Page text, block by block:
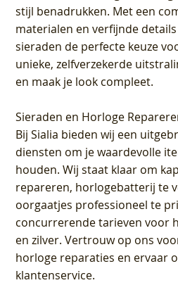
stijl benadrukken. Met een
materialen en verfijnde details
sieraden de perfecte keuze
unieke, zelfverzekerde
en maak je look compleet.
Sieraden en Horloge
Bij Sialia bieden wij een
diensten om je waardevolle
houden. Wij staat klaar om
repareren, horlogebatterij te
oorgaatjes professioneel te
concurrerende tarieven voor
en zilver. Vertrouw op ons
horloge reparaties en ervaar
klantenservice.